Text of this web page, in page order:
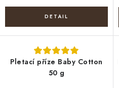
Pletací příze Baby Cotton
50 g